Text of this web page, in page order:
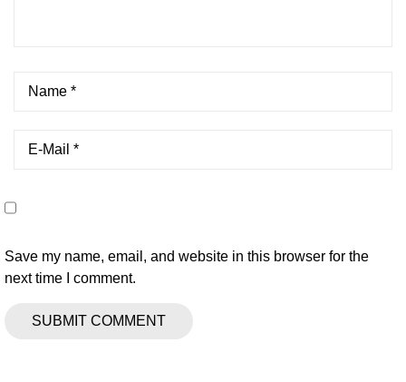
Save my name, email, and website in this browser for the
next time I comment.